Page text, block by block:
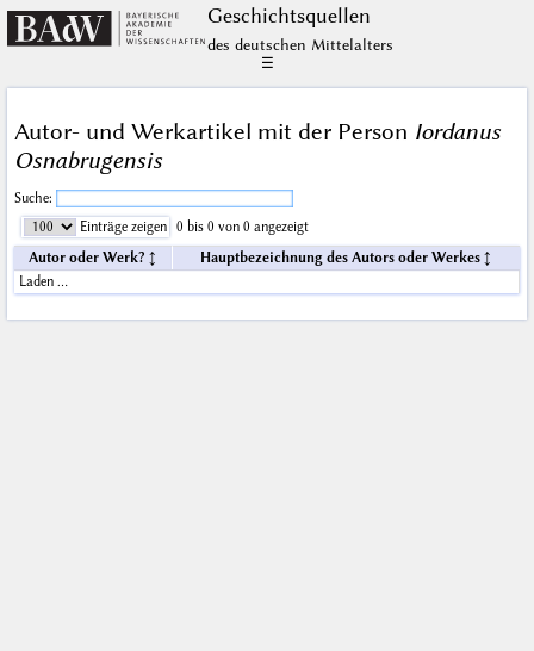
Geschichts­quellen
des deutschen Mittelalters
☰
Autor- und Werkartikel mit der Person Iordanus
Osnabrugensis
Suche:
Einträge zeigen
0 bis 0 von 0 angezeigt
Autor oder Werk?
Hauptbezeichnung des Autors oder Werkes
Laden …